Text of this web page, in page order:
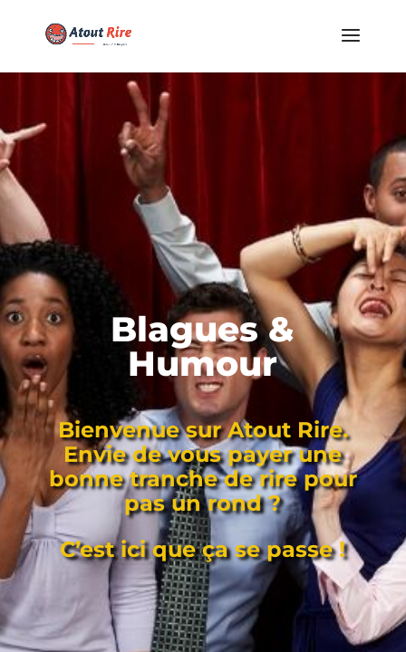
Blagues &
Humour
Bienvenue sur Atout Rire.
Envie de vous payer une
bonne tranche de rire pour
pas un rond ?
C’est ici que ça se passe !